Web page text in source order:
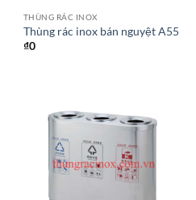
THÙNG RÁC INOX
Thùng rác inox bán nguyệt A55
₫0